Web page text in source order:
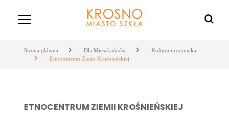
Strona główna Dla Mieszkańców
Kultura i rozrywka
Etnocentrum Ziemi Krośnieńskiej
ETNOCENTRUM ZIEMII KROŚNIEŃSKIEJ